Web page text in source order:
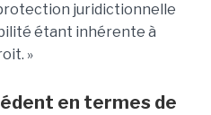
juridictionnelle
étant inhérente à
»
en termes de